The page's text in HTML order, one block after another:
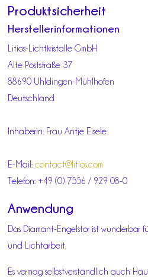
Produktsicherheit
Herstellerinformationen
Litios-Lichtkristalle GmbH
Alte Poststraße 37
88690 Uhldingen-Mühlhofen
Deutschland
Inhaberin: Frau Antje Eisele
E-Mail:contact@litios.com
Telefon: +49 (0) 7556 / 929 08-0
Anwendung
Das Diamant-Engelstor ist
und Lichtarbeit.
Es vermag selbstverständlich auch